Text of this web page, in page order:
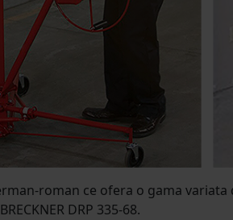
roman ce ofera o gama
DRP 335-68.